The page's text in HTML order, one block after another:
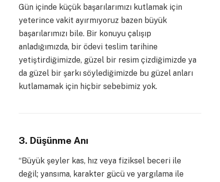
Gün içinde küçük başarılarımızı kutlamak için
yeterince vakit ayırmıyoruz bazen büyük
başarılarımızı bile. Bir konuyu çalışıp
anladığımızda, bir ödevi teslim tarihine
yetiştirdiğimizde, güzel bir resim çizdiğimizde ya
da güzel bir şarkı söylediğimizde bu güzel anları
kutlamamak için hiçbir sebebimiz yok.
3. Düşünme Anı
“Büyük şeyler kas, hız veya fiziksel beceri ile
değil; yansıma, karakter gücü ve yargılama ile